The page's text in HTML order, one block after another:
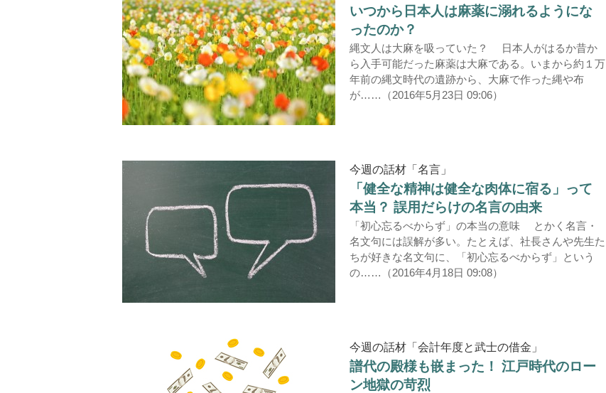
いつから日本人は麻薬に溺れるようにな
ったのか？
縄文人は大麻を吸っていた？ 日本人がはるか昔か
ら入手可能だった麻薬は大麻である。いまから約１万
年前の縄文時代の遺跡から、大麻で作った縄や布
が……（2016年5月23日 09:06）
今週の話材「名言」
「健全な精神は健全な肉体に宿る」って
本当？ 誤用だらけの名言の由来
「初心忘るべからず」の本当の意味 とかく名言・
名文句には誤解が多い。たとえば、社長さんや先生た
ちが好きな名文句に、「初心忘るべからず」という
の……（2016年4月18日 09:08）
今週の話材「会計年度と武士の借金」
譜代の殿様も嵌まった！ 江戸時代のロー
ン地獄の苛烈